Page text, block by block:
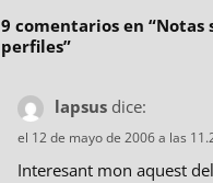
9 comentarios en “Notas
perfiles”
lapsus dice:
el 12 de mayo de 2006 a las
Interesant mon aquest